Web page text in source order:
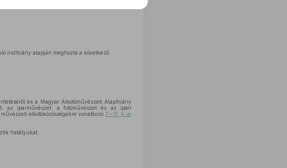
indítvány alapján meghozta a következő
és a Magyar Alkotóművészeti Alapítvány
az iparművészet, a fotóművészet és az ipari
alkotóközösségekre vonatkozó 7—11. §-ai
hatályukat.